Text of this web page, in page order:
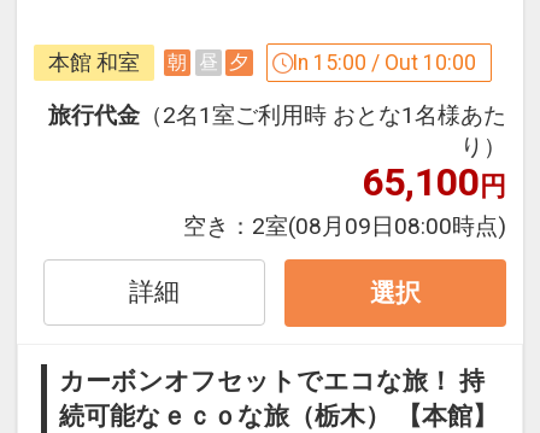
うれしいポイント！
●夕食時、おひとり様につき日本酒また
【女性限定】 うれしいおもてなし
●女性のお客様4名様以上のグループの方
中1回
※ご予約時に「お問合せ・ご要望等メ
本館 和室 朝 昼 夕 In 15:00 / Out 10:00
旅行代金 （2名1室ご利用時 おとな1名様あた
り）
65,100円
空き： 2室(08月09日08:00時点)
詳細 選択
カーボンオフセットでエコな旅！ 持
続可能なｅｃｏな旅（栃木） 【本館】